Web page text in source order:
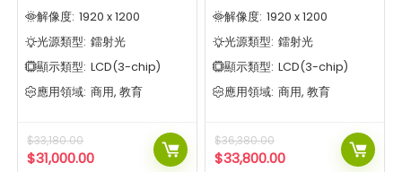
解像度: 1920 x 1200
光源類型: 鐳射光
顯示類型: LCD(3-chip)
應用領域: 商用, 教育
$33,180.00
$31,000.00
解像度: 1920 x 1200
光源類型: 鐳射光
顯示類型: LCD(3-chip)
應用領域: 商用, 教育
$36,380.00
$33,800.00